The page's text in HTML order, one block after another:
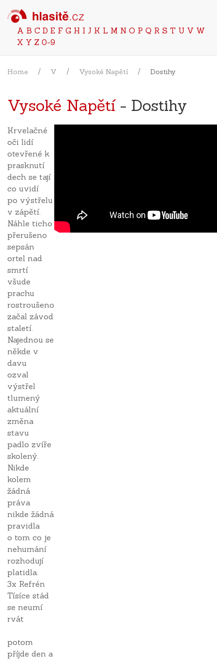
A B C D E F G H I J K L M N O P Q R S T U V W
X Y Z 0-9
Home V Vysoké Napětí Dostihy
Vysoké Napětí- Dostihy
Krvelačné
oči lidí
otevřené k
prasknutí
dech se tají
co uvidí
po výstřelu
v zápětí.
Náhle ticho
přerušeno
sepsán
ortel nad
smrtí
všude
prachu
rostroušeno
začal závod
staletí.
Najednou se
někde v
davu
ozval
výstřel
tlumený
aktuální
změna
stavu
padlo zvíře
skolený.
Nikde
kolem
žádná
práva
nikde žádná
pravidla
o tom co je
nehumání
rozhodují
platidla.
3x Refrén
Tísíce stád
se neumí
rvát
potom
příjde den a